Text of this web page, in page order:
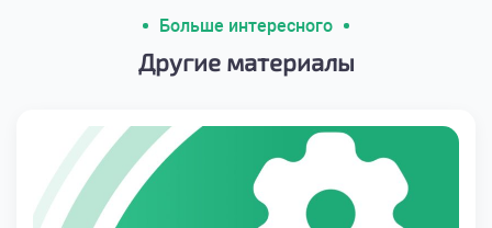
Больше интересного
Другие материалы